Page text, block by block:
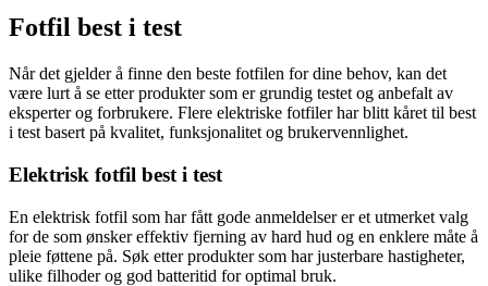
Fotfil best i test
Når det gjelder å finne den beste fotfilen for dine behov, kan det
være lurt å se etter produkter som er grundig testet og anbefalt av
eksperter og forbrukere. Flere elektriske fotfiler har blitt kåret til best
i test basert på kvalitet, funksjonalitet og brukervennlighet.
Elektrisk fotfil best i test
En elektrisk fotfil som har fått gode anmeldelser er et utmerket valg
for de som ønsker effektiv fjerning av hard hud og en enklere måte å
pleie føttene på. Søk etter produkter som har justerbare hastigheter,
ulike filhoder og god batteritid for optimal bruk.